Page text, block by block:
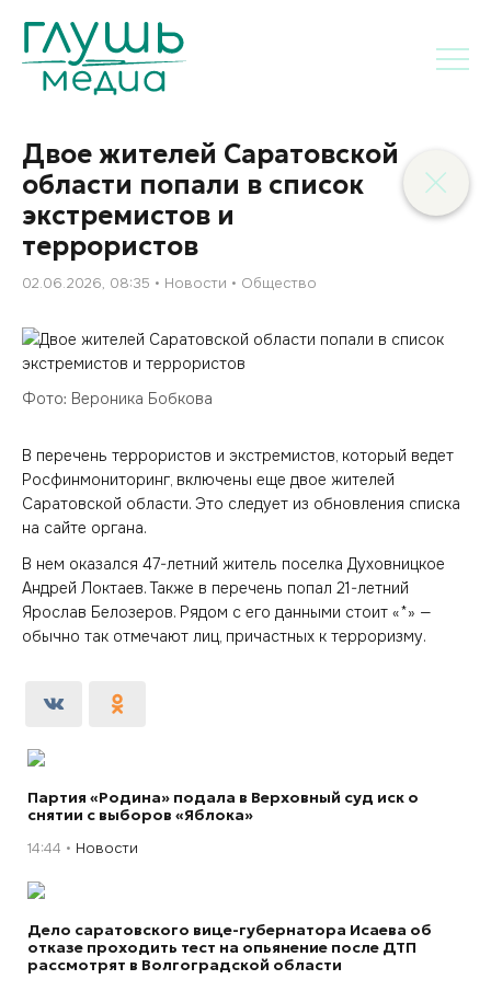
Двое жителей Саратовской
области попали в список
экстремистов и
террористов
02.06.2026, 08:35 Новости Общество
Фото: Вероника Бобкова
В перечень террористов и экстремистов, который ведет
Росфинмониторинг, включены еще двое жителей
Саратовской области. Это следует из обновления списка
на сайте органа.
В нем оказался 47-летний житель поселка Духовницкое
Андрей Локтаев. Также в перечень попал 21-летний
Ярослав Белозеров. Рядом с его данными стоит «*» —
обычно так отмечают лиц, причастных к терроризму.
Партия «Родина» подала в Верховный суд иск о
снятии с выборов «Яблока»
14:44 Новости
Дело саратовского вице-губернатора Исаева об
отказе проходить тест на опьянение после ДТП
рассмотрят в Волгоградской области